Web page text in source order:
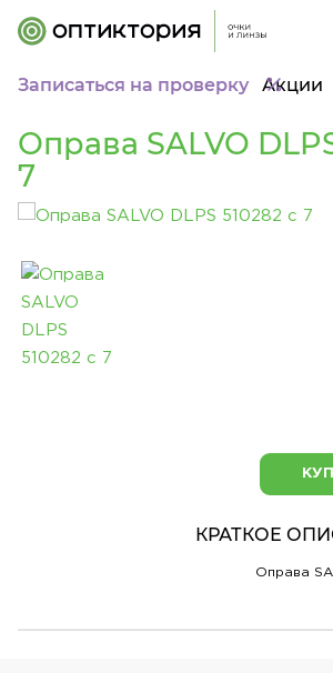
Записаться на проверку Акции
Оправа SALVO
7
КРАТКОЕ
Оправа